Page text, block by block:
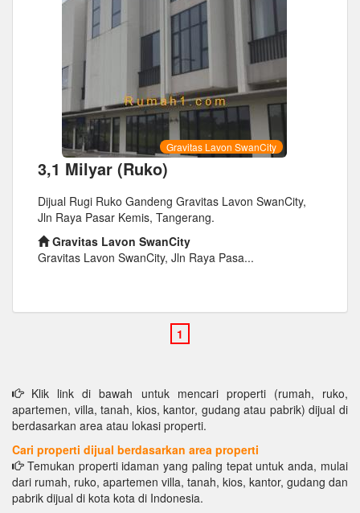
Gravitas Lavon SwanCity
3,1 Milyar (Ruko)
Dijual Rugi Ruko Gandeng Gravitas Lavon SwanCity,
Jln Raya Pasar Kemis, Tangerang.
Gravitas Lavon SwanCity
Gravitas Lavon SwanCity, Jln Raya Pasa...
Klik link di bawah untuk mencari properti (rumah, ruko,
apartemen, villa, tanah, kios, kantor, gudang atau pabrik) dijual di
berdasarkan area atau lokasi properti.
Cari properti dijual berdasarkan area properti
Temukan properti idaman yang paling tepat untuk anda, mulai
dari rumah, ruko, apartemen villa, tanah, kios, kantor, gudang dan
pabrik dijual di kota kota di Indonesia.